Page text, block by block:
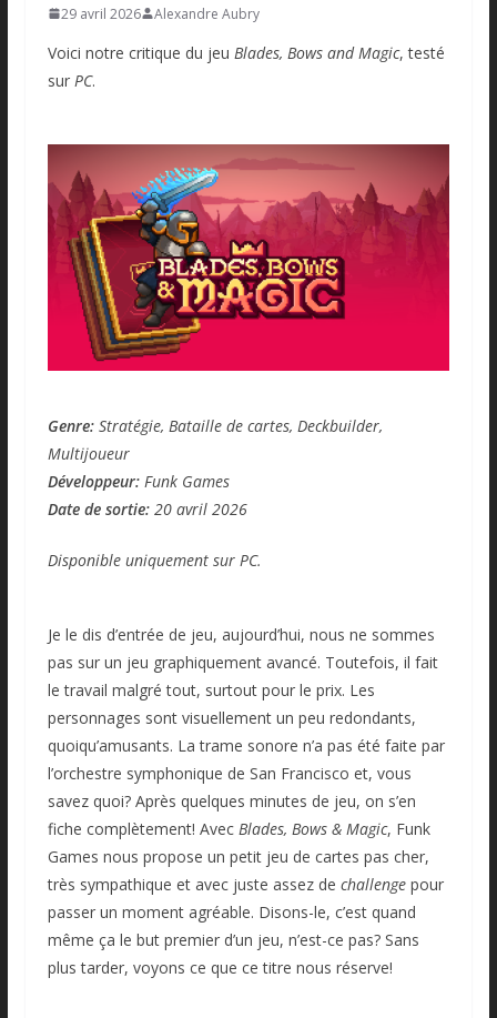
29 avril 2026 Alexandre Aubry
Voici notre critique du jeu Blades, Bows and Magic, testé
sur PC.
Genre: Stratégie, Bataille de cartes, Deckbuilder,
Multijoueur
Développeur: Funk Games
Date de sortie:20 avril 2026
Disponible uniquement sur PC.
Je le dis d’entrée de jeu, aujourd’hui, nous ne sommes
pas sur un jeu graphiquement avancé. Toutefois, il fait
le travail malgré tout, surtout pour le prix. Les
personnages sont visuellement un peu redondants,
quoiqu’amusants. La trame sonore n’a pas été faite par
l’orchestre symphonique de San Francisco et, vous
savez quoi? Après quelques minutes de jeu, on s’en
fiche complètement! Avec Blades, Bows & Magic, Funk
Games nous propose un petit jeu de cartes pas cher,
très sympathique et avec juste assez de challengepour
passer un moment agréable. Disons-le, c’est quand
même ça le but premier d’un jeu, n’est-ce pas? Sans
plus tarder, voyons ce que ce titre nous réserve!